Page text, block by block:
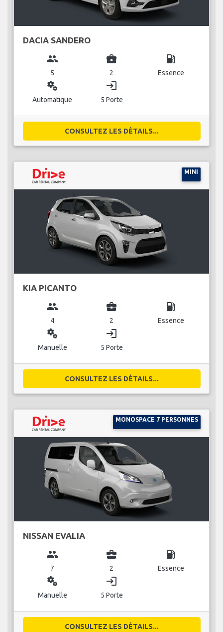
DACIA SANDERO
group
5
business_center
2
local_gas_station
Essence
miscellaneous_services
Automatique
login
5 Porte
CONSULTEZ LES DÉTAILS...
MINI
KIA PICANTO
group
4
business_center
2
local_gas_station
Essence
miscellaneous_services
Manuelle
login
5 Porte
CONSULTEZ LES DÉTAILS...
MONOSPACE 7 PERSONNES
NISSAN EVALIA
group
7
business_center
2
local_gas_station
Essence
miscellaneous_services
Manuelle
login
5 Porte
CONSULTEZ LES DÉTAILS...